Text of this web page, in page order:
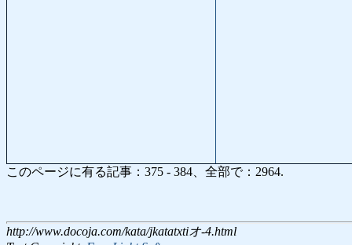
このページに有る記事：375 - 384、全部で：2964.
http://www.docoja.com/kata/jkatatxtiオ-4.html